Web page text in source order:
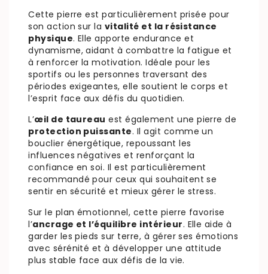
Cette pierre est particulièrement prisée pour
son action sur la vitalité et la résistance
physique. Elle apporte endurance et
dynamisme, aidant à combattre la fatigue et
à renforcer la motivation. Idéale pour les
sportifs ou les personnes traversant des
périodes exigeantes, elle soutient le corps et
l’esprit face aux défis du quotidien.
L’œil de taureau est également une pierre de
protection puissante. Il agit comme un
bouclier énergétique, repoussant les
influences négatives et renforçant la
confiance en soi. Il est particulièrement
recommandé pour ceux qui souhaitent se
sentir en sécurité et mieux gérer le stress.
Sur le plan émotionnel, cette pierre favorise
l’ancrage et l’équilibre intérieur. Elle aide à
garder les pieds sur terre, à gérer ses émotions
avec sérénité et à développer une attitude
plus stable face aux défis de la vie.